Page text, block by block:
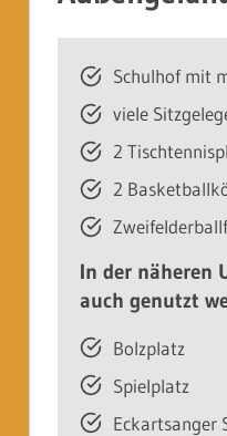
Schulhof mit
viele
2
2
In der näheren
auch genutzt
Bolzplatz
Spielplatz
Eckartsanger